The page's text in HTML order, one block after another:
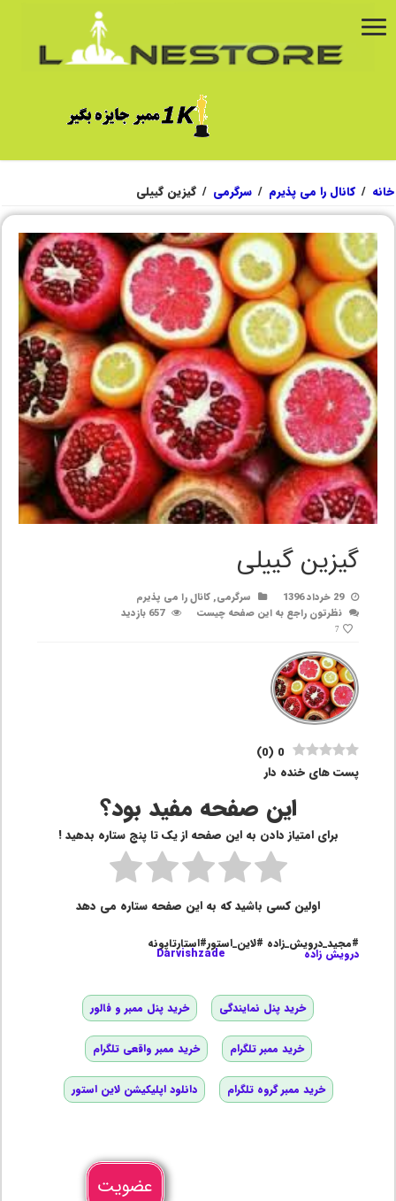
خانه / کانال را می پذیرم / سرگرمی / گیزین گییلی
گیزین گییلی
29 خرداد 1396 سرگرمی,کانال را می پذیرم
نظرتون راجع به این صفحه چیست
657 بازدید
7
0
(
0
)
پست های خنده دار
این صفحه مفید بود؟
برای امتیاز دادن به این صفحه از یک تا پنج ستاره بدهید !
اولین کسی باشید که به این صفحه ستاره می دهد
#مجید_درویش_زاده #لاین_استور#استارتاپونه
درویش زاده Darvishzade
خرید پنل نمایندگی خرید پنل ممبر و فالور
خرید ممبر تلگرام خرید ممبر واقعی تلگرام
خرید ممبر گروه تلگرام دانلود اپلیکیشن لاین استور
عضویت